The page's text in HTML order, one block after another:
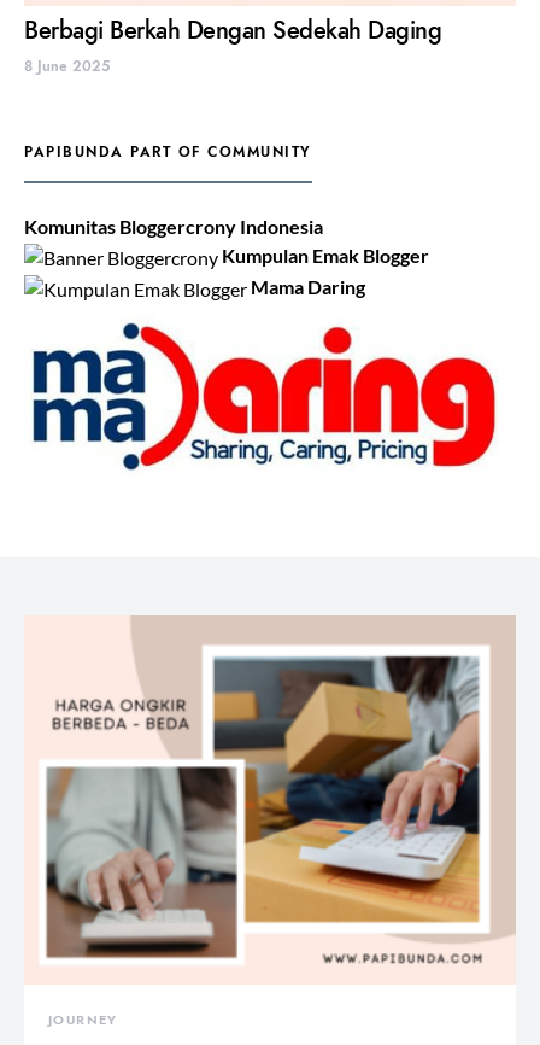
Berbagi Berkah Dengan Sedekah Daging
8 June 2025
PAPIBUNDA PART OF COMMUNITY
Komunitas Bloggercrony Indonesia
Kumpulan Emak Blogger
Mama Daring
JOURNEY